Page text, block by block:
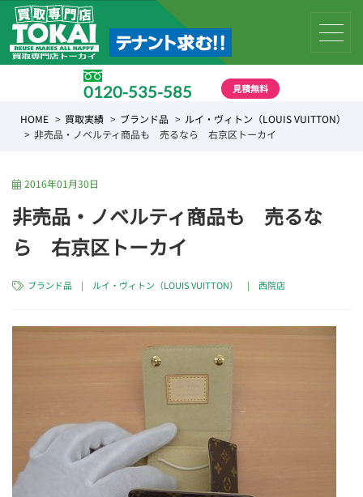
0120-535-585 見積無料
HOME 買取実績 ブランド品
ルイ・ヴィトン（LOUIS VUITTON）
非売品・ノベルティ商品も 売るなら 右京区トーカイ
2016年01月30日
非売品・ノベルティ商品も 売るな
ら 右京区トーカイ
ブランド品 | ルイ・ヴィトン（LOUIS VUITTON） |西院店